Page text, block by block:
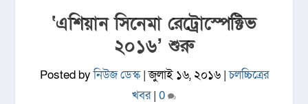
‘এশিয়ান সিনেমা রেট্রোস্পেক্টিভ
২০১৬’ শুরু
Posted byনিউজ ডেস্ক|জুলাই ১৬, ২০১৬|চলচ্চিত্রের
খবর| 0